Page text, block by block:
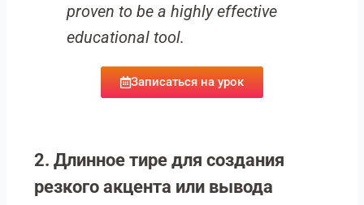
proven to be a highly effective
educational tool.
Записаться на урок
2. Длинное тире для создания
резкого акцента или вывода